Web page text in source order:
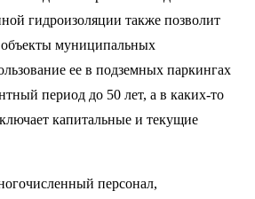
гидроизоляции также позволит
объекты муниципальных
ее в подземных паркингах
период до 50 лет, а в каких-то
капитальные и текущие
персонал,